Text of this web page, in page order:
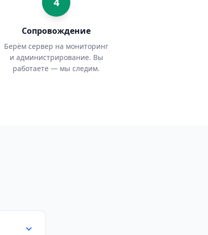
Сопровождение
Берём сервер на мониторинг
и администрирование. Вы
работаете — мы следим.